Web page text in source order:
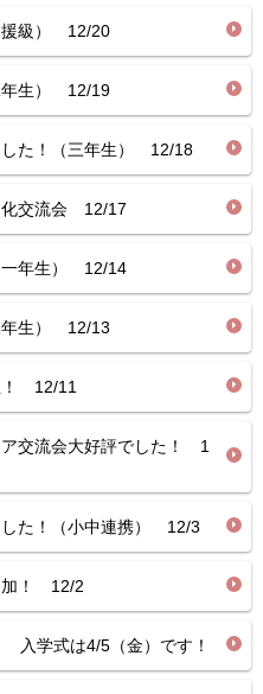
援級） 12/20
年生） 12/19
した！（三年生） 12/18
交流会 12/17
一年生） 12/14
生） 12/13
12/11
交流会大好評でした！ 1
した！（小中連携） 12/3
加！ 12/2
入学式は4/5（金）です！